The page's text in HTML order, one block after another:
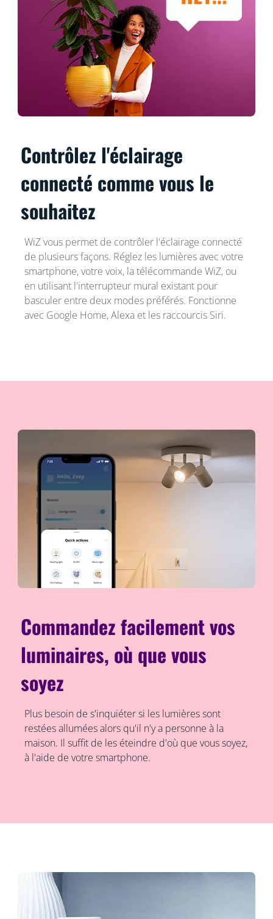
Contrôlez l'éclairage
connecté comme vous le
souhaitez
WiZ vous permet de contrôler l'éclairage connecté
de plusieurs façons. Réglez les lumières avec votre
smartphone, votre voix, la télécommande WiZ, ou
en utilisant l'interrupteur mural existant pour
basculer entre deux modes préférés. Fonctionne
avec Google Home, Alexa et les raccourcis Siri.
Commandez facilement vos
luminaires, où que vous
soyez
Plus besoin de s'inquiéter si les lumières sont
restées allumées alors qu'il n'y a personne à la
maison. Il suffit de les éteindre d'où que vous soyez,
à l'aide de votre smartphone.